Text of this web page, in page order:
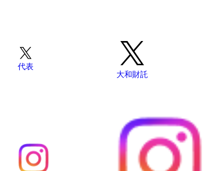
代表
大和財託